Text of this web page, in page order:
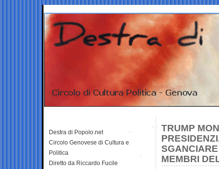
TRUMP
MEMBRI
Destra di Popolo.net
Circolo Genovese di Cultura e
Politica
Diretto da Riccardo Fucile